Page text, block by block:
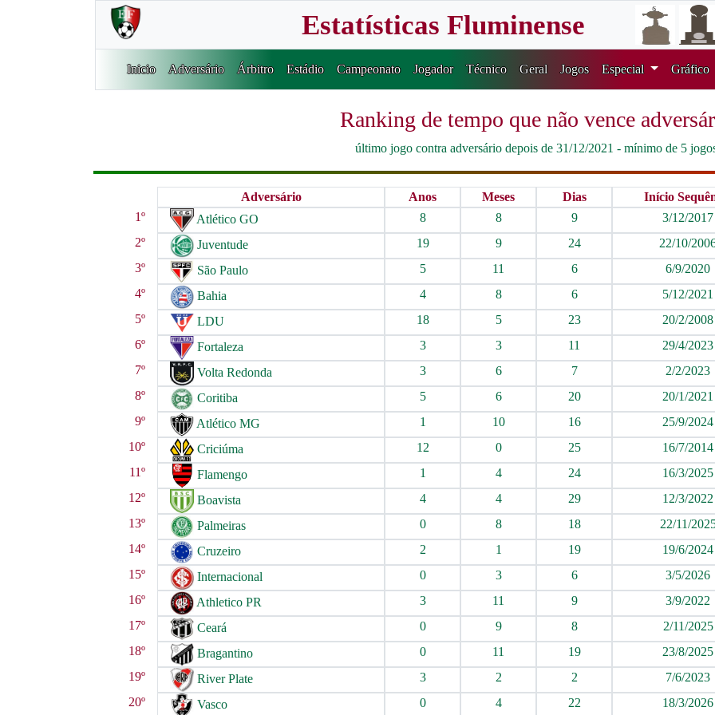
Estatísticas Fluminense
Inicio Adversário Árbitro Estádio Campeonato Jogador Técnico Geral Jogos Especial Gráfico
Ranking de tempo que não vence
último jogo contra adversário depois de 31/12/2021 - mínimo de 5
Adversário Anos Meses Dias Início
1º
Atlético GO 8 8 9 3/12/2017
2º
Juventude 19 9 24 22/10/
3º
São Paulo 5 11 6 6/9/2020
4º
Bahia 4 8 6 5/12/2021
5º
LDU 18 5 23 20/2/2008
6º
Fortaleza 3 3 11 29/4/2023
7º
Volta Redonda 3 6 7 2/2/2023
8º
Coritiba 5 6 20 20/1/2021
9º
Atlético MG 1 10 16 25/9/2024
10º
Criciúma 12 0 25 16/7/2014
11º
Flamengo 1 4 24 16/3/2025
12º
Boavista 4 4 29 12/3/2022
13º
Palmeiras 0 8 18 22/11/
14º
Cruzeiro 2 1 19 19/6/2024
15º
Internacional 0 3 6 3/5/2026
16º
Athletico PR 3 11 9 3/9/2022
17º
Ceará 0 9 8 2/11/2025
18º
Bragantino 0 11 19 23/8/2025
19º
River Plate 3 2 2 7/6/2023
20º
Vasco 0 4 22 18/3/2026